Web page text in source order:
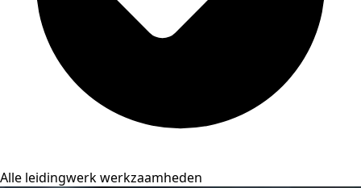
Alle leidingwerk werkzaamheden